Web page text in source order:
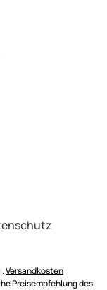
Versandkosten
Preisempfehlung des